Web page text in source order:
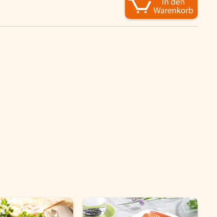
Schnelle Mahlzeiten